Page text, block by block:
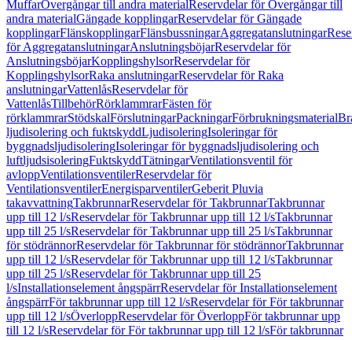
MuffarÖvergångar till andra materialReservdelar för Övergångar till
andra materialGängade kopplingarReservdelar för Gängade
kopplingarFlänskopplingarFlänsbussningarAggregatanslutningar
för AggregatanslutningarAnslutningsböjarReservdelar för
AnslutningsböjarKopplingshylsorReservdelar för
KopplingshylsorRaka anslutningarReservdelar för Raka
anslutningarVattenlåsReservdelar för
VattenlåsTillbehörRörklammrarFästen för
rörklammrarStödskalFörslutningarPackningarFörbrukningsmaterial
ljudisolering och fuktskyddLjudisoleringIsoleringar för
byggnadsljudisoleringIsoleringar för byggnadsljudisolering och
luftljudsisoleringFuktskyddTätningarVentilationsventil för
avloppVentilationsventilerReservdelar för
VentilationsventilerEnergisparventilerGeberit Pluvia
takavvattningTakbrunnarReservdelar för TakbrunnarTakbrunnar
upp till 12 l/sReservdelar för Takbrunnar upp till 12 l/sTakbrunnar
upp till 25 l/sReservdelar för Takbrunnar upp till 25 l/sTakbrunnar
för stödrännorReservdelar för Takbrunnar för stödrännorTakbrunnar
upp till 12 l/sReservdelar för Takbrunnar upp till 12 l/sTakbrunnar
upp till 25 l/sReservdelar för Takbrunnar upp till 25
l/sInstallationselement ångspärrReservdelar för Installationselement
ångspärrFör takbrunnar upp till 12 l/sReservdelar för För takbrunnar
upp till 12 l/sÖverloppReservdelar för ÖverloppFör takbrunnar upp
till 12 l/sReservdelar för För takbrunnar upp till 12 l/sFör takbrunnar